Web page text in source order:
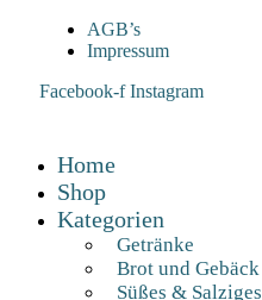
AGB’s
Impressum
Facebook-f Instagram
Home
Shop
Kategorien
Getränke
Brot und Gebäck
Süßes & Salziges